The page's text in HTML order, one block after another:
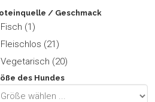
/ Geschmack
Fisch (1)
Fleischlos (21)
Vegetarisch (20)
des Hundes